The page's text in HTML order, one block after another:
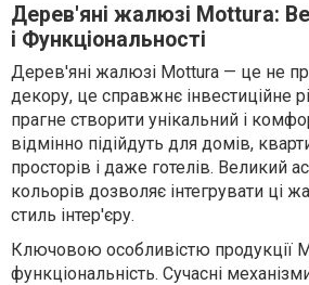
Дерев'яні жалюзі Mottura:
і Функціональності
Дерев'яні жалюзі Mottura — це не
декору, це справжнє інвестиційне
прагне створити унікальний і
відмінно підійдуть для домів,
просторів і даже готелів. Великий
кольорів дозволяє інтегрувати ці
стиль інтер'єру.
Ключовою особливістю продукції
функціональність. Сучасні